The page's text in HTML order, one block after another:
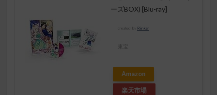
ーズBOX) [Blu-ray]
created by Rinker
東宝
Amazon
楽天市場